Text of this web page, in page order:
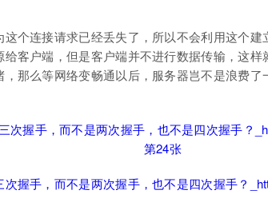
个连接请求已经丢失了，所以不会利用这个
客户端，但是客户端并不进行数据传输，这
那么等网络变畅通以后，服务器岂不是浪费